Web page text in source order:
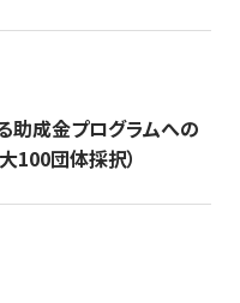
助成金プログラムへの
100団体採択）